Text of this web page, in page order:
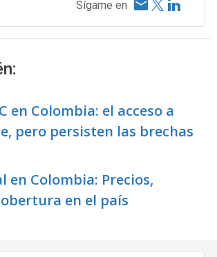
Sígame en
en Colombia: el acceso a
pero persisten las brechas
Colombia: Precios,
en el país